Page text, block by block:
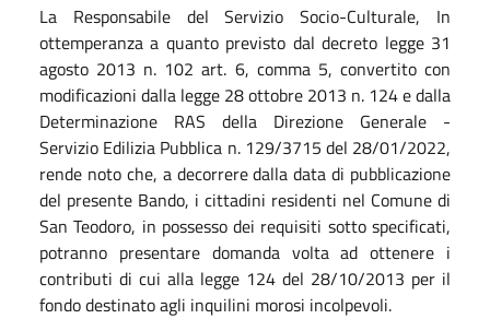
La Responsabile del Servizio Socio-Culturale, In
ottemperanza a quanto previsto dal decreto legge 31
agosto 2013 n. 102 art. 6, comma 5, convertito con
modificazioni dalla legge 28 ottobre 2013 n. 124 e dalla
Determinazione RAS della Direzione Generale -
Servizio Edilizia Pubblica n. 129/3715 del 28/01/2022,
rende noto che, a decorrere dalla data di pubblicazione
del presente Bando, i cittadini residenti nel Comune di
San Teodoro, in possesso dei requisiti sotto specificati,
potranno presentare domanda volta ad ottenere i
contributi di cui alla legge 124 del 28/10/2013 per il
fondo destinato agli inquilini morosi incolpevoli.